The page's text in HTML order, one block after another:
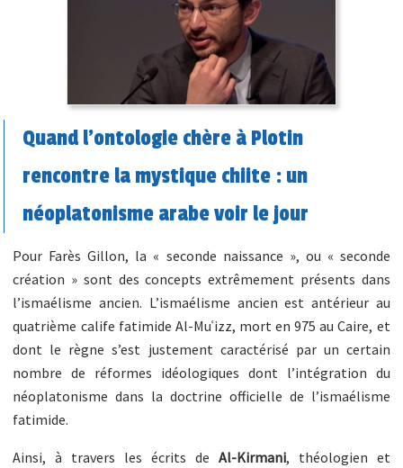
Quand l’ontologie chère à Plotin
rencontre la mystique chiite : un
néoplatonisme arabe voir le jour
Pour Farès Gillon, la « seconde naissance », ou « seconde
création » sont des concepts extrêmement présents dans
l’ismaélisme ancien. L’ismaélisme ancien est antérieur au
quatrième calife fatimide Al-Muʿizz, mort en 975 au Caire, et
dont le règne s’est justement caractérisé par un certain
nombre de réformes idéologiques dont l’intégration du
néoplatonisme dans la doctrine officielle de l’ismaélisme
fatimide.
Ainsi, à travers les écrits de Al-Kirmani, théologien et